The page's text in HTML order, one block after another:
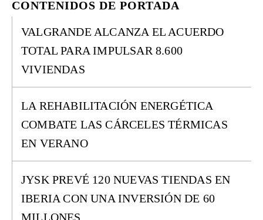
CONTENIDOS DE PORTADA
VALGRANDE ALCANZA EL ACUERDO
TOTAL PARA IMPULSAR 8.600
VIVIENDAS
LA REHABILITACIÓN ENERGÉTICA
COMBATE LAS CÁRCELES TÉRMICAS
EN VERANO
JYSK PREVÉ 120 NUEVAS TIENDAS EN
IBERIA CON UNA INVERSIÓN DE 60
MILLONES